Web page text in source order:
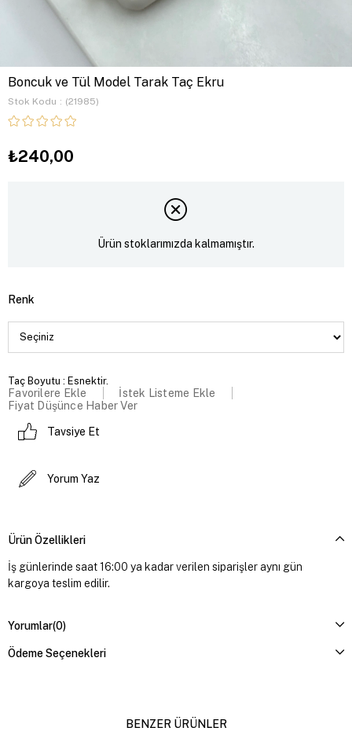
Boncuk ve Tül Model Tarak Taç Ekru
Stok Kodu (21985)
₺240,00
Ürün stoklarımızda kalmamıştır.
Renk
Taç Boyutu : Esnektir.
Favorilere Ekle
İstek Listeme Ekle
Fiyat Düşünce Haber Ver
Tavsiye Et
Yorum Yaz
Ürün Özellikleri
İş günlerinde saat 16:00 ya kadar verilen siparişler aynı gün
kargoya teslim edilir.
Yorumlar(0)
Ödeme Seçenekleri
BENZER ÜRÜNLER